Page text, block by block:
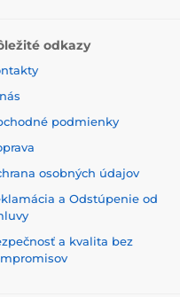
odkazy
podmienky
osobných údajov
a Odstúpenie od
a kvalita bez